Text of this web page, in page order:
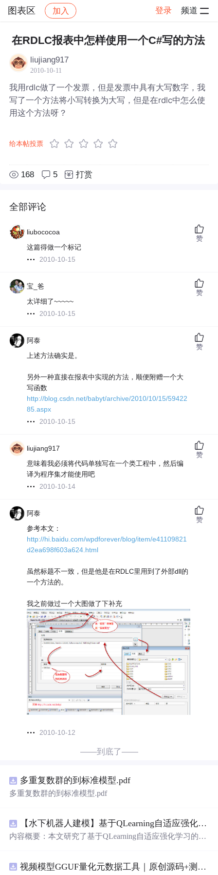
图表区 加入 登录 频道
社区 图表区 帖子详情
在RDLC报表中怎样使用一个C#写的方法
liujiang917
2010-10-11
我用rdlc做了一个发票，但是发票中具有大写数字，我
写了一个方法将小写转换为大写，但是在rdlc中怎么使
用这个方法呀？
给本帖投票
168 5 打赏
全部评论
liubococoa
这篇得做一个标记
2010-10-15
赞
宝_爸
太详细了~~~~~
2010-10-15
赞
阿泰
上述方法确实是。
另外一种直接在报表中实现的方法，顺便附赠一个大
写函数
http://blog.csdn.net/babyt/archive/2010/10/15/59422
85.aspx
2010-10-15
赞
liujiang917
意味着我必须将代码单独写在一个类工程中，然后编
译为程序集才能使用吧
2010-10-14
赞
阿泰
参考本文：
http://hi.baidu.com/wpdforever/blog/item/e41109821
d2ea698f603a624.html
虽然标题不一致，但是他是在RDLC里用到了外部dll的
一个方法的。
我之前做过一个大图做了下补充
2010-10-12
赞
——到底了——
多重复数群的到标准模型.pdf
多重复数群的到标准模型.pdf
【水下机器人建模】基于QLearning自适应强化学习PID控制器在AUV
内容概要：本文研究了基于QLearning自适应强化学习的PI
探讨了将强化学习算法QLearning与传统PID控制相结合的视频模型GGUF量化元数据工具｜原创源码+测试+离线报告